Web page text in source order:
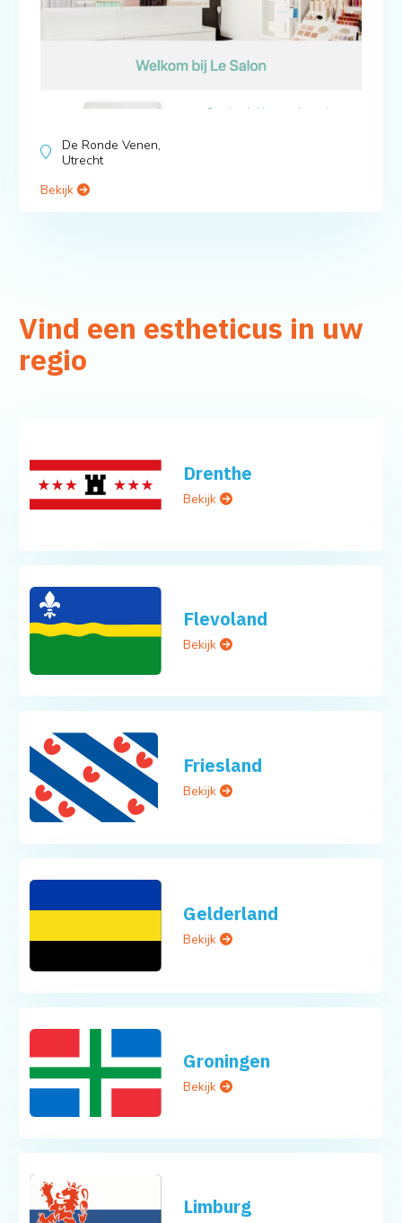
De Ronde Venen,
Utrecht
Bekijk
Vind een estheticus in uw
regio
Drenthe
Bekijk
Flevoland
Bekijk
Friesland
Bekijk
Gelderland
Bekijk
Groningen
Bekijk
Limburg